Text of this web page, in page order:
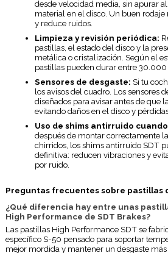
desde velocidad media, sin apurar
material en el disco. Un buen
y reduce ruidos.
Limpieza y revisión periódica:
pastillas, el estado del disco y la
metálica o cristalización. Según el
pastillas pueden durar entre
Sensores de desgaste: Si tu
los avisos del cuadro. Los sensores
diseñados para avisar antes de que
evitando daños en el disco y
Uso de shims antirruido
después de montar correctamente
chirridos, los shims antirruido SDT
definitiva: reducen vibraciones y
por ruido.
Preguntas frecuentes sobre pastillas
¿Qué diferencia hay entre unas
High Performance de SDT Brakes?
Las pastillas High Performance SDT se
específico S-50 pensado para soportar
mejor mordida y mantener un desgaste